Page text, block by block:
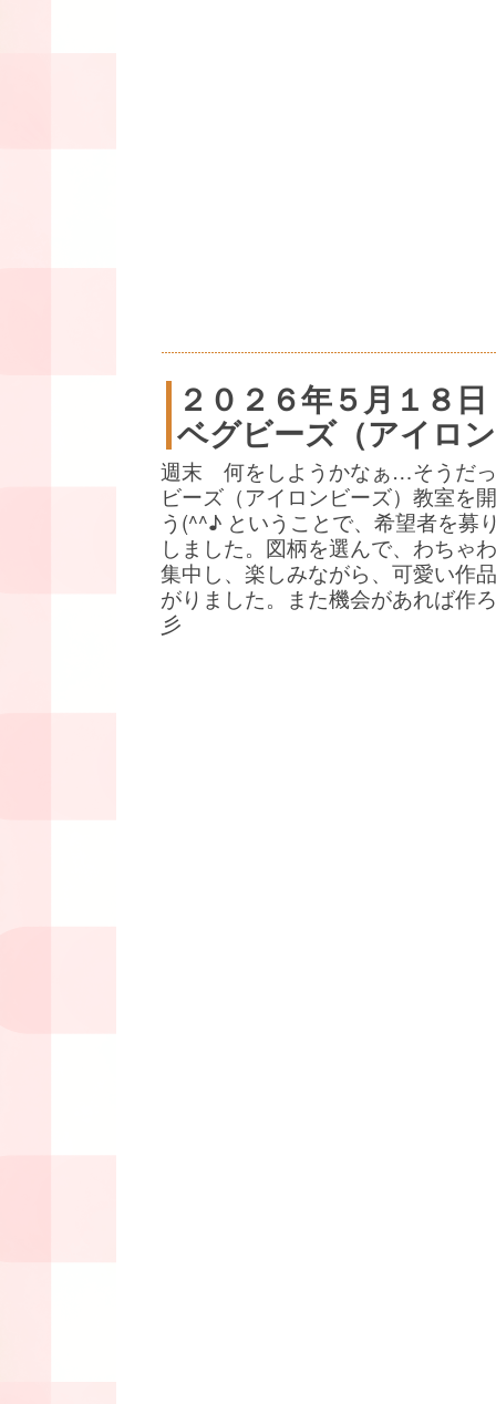
２０２６年５月１８日
ベグビーズ（アイロ
週末 何をしようかなぁ…そうだ
ビーズ（アイロンビーズ）教室を
う(^^♪ ということで、希望者を募
しました。図柄を選んで、わちゃ
集中し、楽しみながら、可愛い作
がりました。また機会があれば作
彡